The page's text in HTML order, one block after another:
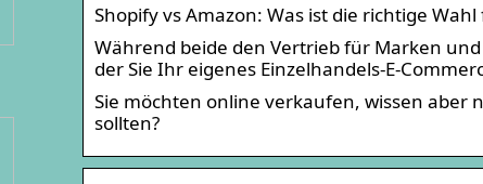
Shopify vs Amazon: Was ist die richtige
Während beide den Vertrieb für Marken
der Sie Ihr eigenes Einzelhandels-E-
Sie möchten online verkaufen, wissen aber
sollten?